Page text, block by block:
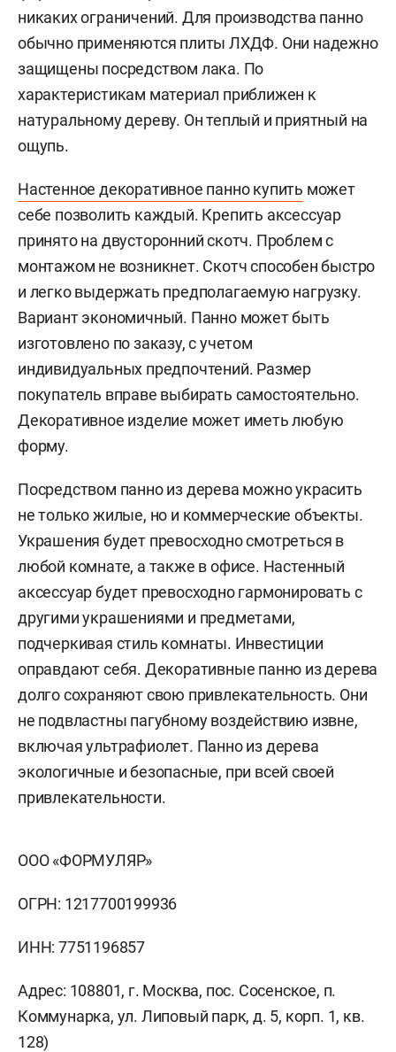
никаких ограничений. Для производства панно
обычно применяются плиты ЛХДФ. Они надежно
защищены посредством лака. По
характеристикам материал приближен к
натуральному дереву. Он теплый и приятный на
ощупь.
Настенное декоративное панно купить может
себе позволить каждый. Крепить аксессуар
принято на двусторонний скотч. Проблем с
монтажом не возникнет. Скотч способен быстро
и легко выдержать предполагаемую нагрузку.
Вариант экономичный. Панно может быть
изготовлено по заказу, с учетом
индивидуальных предпочтений. Размер
покупатель вправе выбирать самостоятельно.
Декоративное изделие может иметь любую
форму.
Посредством панно из дерева можно украсить
не только жилые, но и коммерческие объекты.
Украшения будет превосходно смотреться в
любой комнате, а также в офисе. Настенный
аксессуар будет превосходно гармонировать с
другими украшениями и предметами,
подчеркивая стиль комнаты. Инвестиции
оправдают себя. Декоративные панно из дерева
долго сохраняют свою привлекательность. Они
не подвластны пагубному воздействию извне,
включая ультрафиолет. Панно из дерева
экологичные и безопасные, при всей своей
привлекательности.
ООО «ФОРМУЛЯР»
ОГРН: 1217700199936
ИНН: 7751196857
Адрес: 108801, г. Москва, пос. Сосенское, п.
Коммунарка, ул. Липовый парк, д. 5, корп. 1, кв.
128)